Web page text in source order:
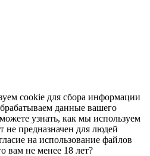
cookie для сбора информации
данные вашего
узнать, как мы используем
предназначен для людей
на использование файлов
вам не менее 18 лет?